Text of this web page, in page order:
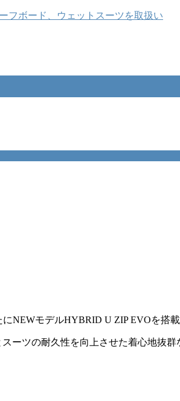
モデルHYBRID U ZIP EVOを搭
ーツの耐久性を向上させた着心地抜